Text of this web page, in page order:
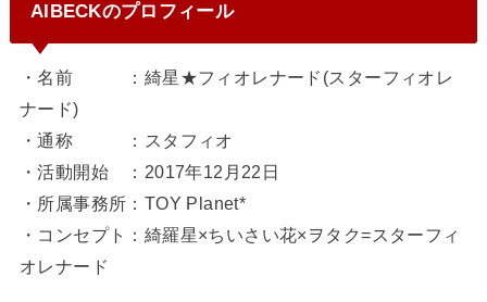
AIBECKのプロフィール
・名前 ：綺星★フィオレナード(スターフィオレ
ナード)
・通称 ：スタフィオ
・活動開始 ：2017年12月22日
・所属事務所：TOY Planet*
・コンセプト：綺羅星×ちいさい花×ヲタク=スターフィ
オレナード